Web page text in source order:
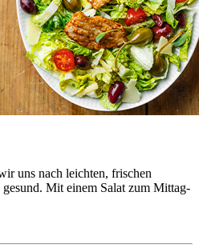
uns nach leichten, frischen
Mit einem Salat zum Mittag-